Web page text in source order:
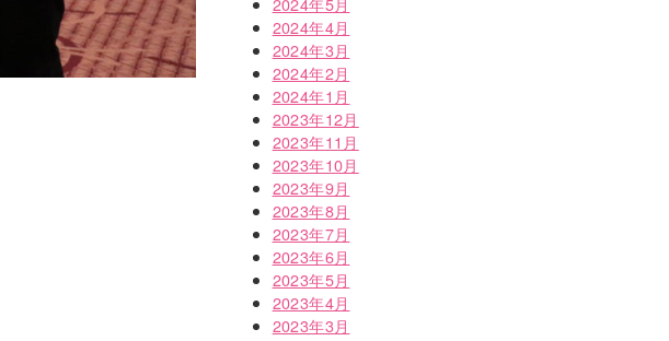
2024年4月
2024年3月
2024年2月
2024年1月
2023年12月
2023年11月
2023年10月
2023年9月
2023年8月
2023年7月
2023年6月
2023年5月
2023年4月
2023年3月